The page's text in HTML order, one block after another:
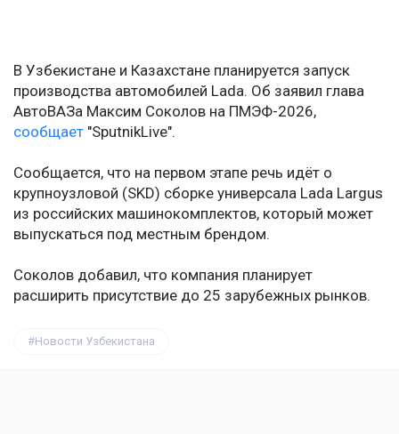
В Узбекистане и Казахстане планируется запуск
производства автомобилей Lada. Об заявил глава
АвтоВАЗа Максим Соколов на ПМЭФ-2026,
сообщает "SputnikLive".
Сообщается, что на первом этапе речь идёт о
крупноузловой (SKD) сборке универсала Lada Largus
из российских машинокомплектов, который может
выпускаться под местным брендом.
Соколов добавил, что компания планирует
расширить присутствие до 25 зарубежных рынков.
Новости Узбекистана